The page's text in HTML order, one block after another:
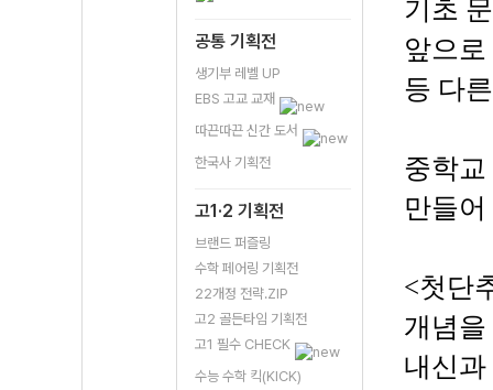
공통 기획전
생기부 레벨 UP
EBS 고교 교재
따끈따끈 신간 도서
한국사 기획전
고1·2 기획전
브랜드 퍼즐링
수학 페어링 기획전
22개정 전략.ZIP
고2 골든타임 기획전
고1 필수 CHECK
수능 수학 킥(KICK)
기초
앞으
등 다
중학교
만들어
<첫단
개념
내신